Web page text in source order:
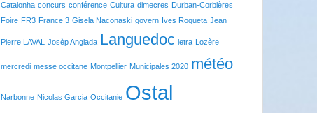
Catalonha concurs conférence Cultura dimecres Durban-Corbières
Foire FR3 France 3 Gisela Naconaski govern Ives Roqueta Jean
Pierre LAVAL Josèp Anglada Languedoc letra Lozère
mercredi messe occitane Montpellier Municipales 2020 météo
Narbonne Nicolas Garcia Occitanie Ostal